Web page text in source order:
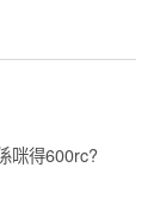
咪得600rc?